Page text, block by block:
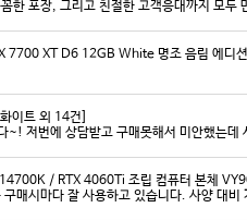
7700 XT D6 12GB White 명조 음림 에디
이트 외 14건]
~! 저번에 상담받고 구매못해서 미안했는
14700K / RTX 4060Ti 조립 컴퓨터 본체